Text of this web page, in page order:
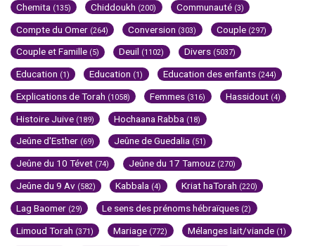
Chemita (135) Chiddoukh (200) Communauté (3)
Compte du Omer (264) Conversion (303) Couple (297)
Couple et Famille (5) Deuil (1102) Divers (5037)
Education (1) Education (1) Education des enfants (244)
Explications de Torah (1058) Femmes (316) Hassidout (4)
Histoire Juive (189) Hochaana Rabba (18)
Jeûne d'Esther (69) Jeûne de Guedalia (51)
Jeûne du 10 Tévet (74) Jeûne du 17 Tamouz (270)
Jeûne du 9 Av (582) Kabbala (4) Kriat haTorah (220)
Lag Baomer (29) Le sens des prénoms hébraïques (2)
Limoud Torah (371) Mariage (772) Mélanges lait/viande (1)